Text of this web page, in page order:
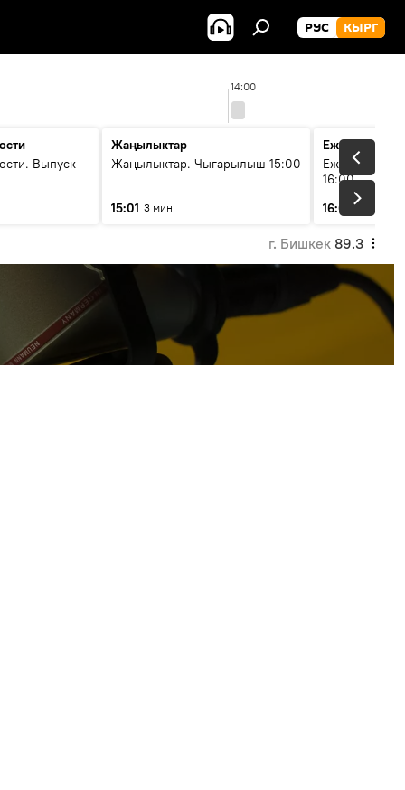
РУС КЫРГ
14:00
Выпуск
Жаңылыктар
Жаңылыктар. Чыгарылыш 15:00
15:01 3 мин
Ежедневные
Ежедневные
16:00
16:01
3 мин
г. Бишкек 89.3